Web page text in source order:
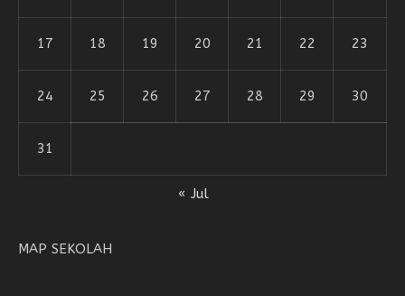
17 18 19 20 21 22 23
24 25 26 27 28 29 30
31
« Jul
MAP SEKOLAH